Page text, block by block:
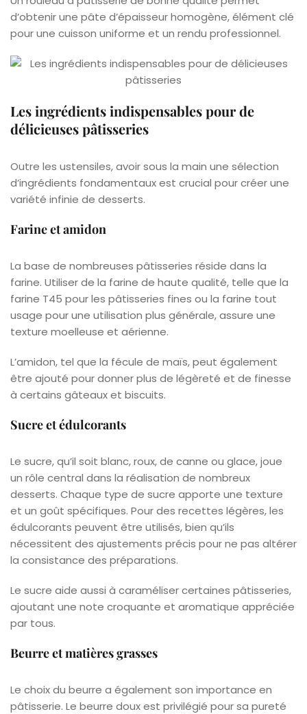
d’obtenir une pâte d’épaisseur homogène, élément clé
pour une cuisson uniforme et un rendu professionnel.
Les ingrédients indispensables pour de
délicieuses pâtisseries
Outre les ustensiles, avoir sous la main une sélection
d’ingrédients fondamentaux est crucial pour créer une
variété infinie de desserts.
Farine et amidon
La base de nombreuses pâtisseries réside dans la
farine. Utiliser de la farine de haute qualité, telle que la
farine T45 pour les pâtisseries fines ou la farine tout
usage pour une utilisation plus générale, assure une
texture moelleuse et aérienne.
L’amidon, tel que la fécule de maïs, peut également
être ajouté pour donner plus de légèreté et de finesse
à certains gâteaux et biscuits.
Sucre et édulcorants
Le sucre, qu’il soit blanc, roux, de canne ou glace, joue
un rôle central dans la réalisation de nombreux
desserts. Chaque type de sucre apporte une texture
et un goût spécifiques. Pour des recettes légères, les
édulcorants peuvent être utilisés, bien qu’ils
nécessitent des ajustements précis pour ne pas altérer
la consistance des préparations.
Le sucre aide aussi à caraméliser certaines pâtisseries,
ajoutant une note croquante et aromatique appréciée
par tous.
Beurre et matières grasses
Le choix du beurre a également son importance en
pâtisserie. Le beurre doux est privilégié pour sa pureté